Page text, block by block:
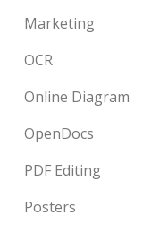
Marketing
OCR
Online Diagram
OpenDocs
PDF Editing
Posters